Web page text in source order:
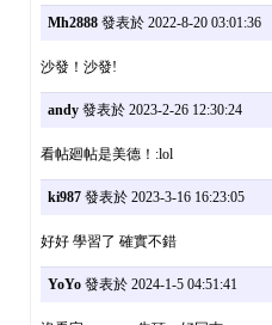
Mh2888發表於 2022-8-20 03:01:36
沙發！沙發!
andy發表於 2023-2-26 12:30:24
看帖廻帖是美德！:lol
ki987發表於 2023-3-16 16:23:05
好好 學習了 確實不錯
YoYo發表於 2024-1-5 04:51:41